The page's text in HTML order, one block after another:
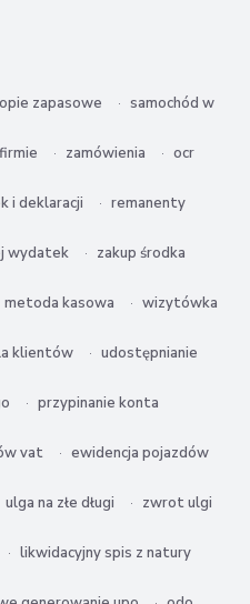
zapasowe samochód w
zamówienia ocr
i deklaracji remanenty
wydatek zakup środka
metoda kasowa wizytówka
klientów udostępnianie
przypinanie konta
vat ewidencja pojazdów
ulga na złe długi zwrot ulgi
likwidacyjny spis z natury